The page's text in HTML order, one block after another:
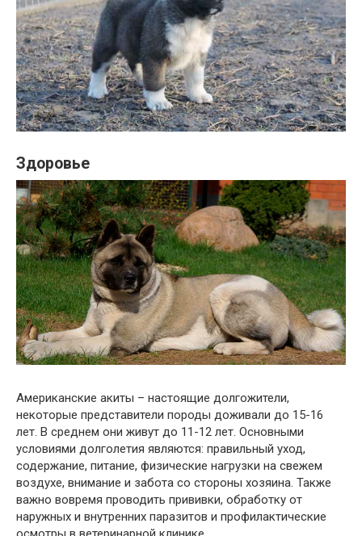
Здоровье
Американские акиты – настоящие долгожители,
некоторые представители породы доживали до 15-16
лет. В среднем они живут до 11-12 лет. Основными
условиями долголетия являются: правильный уход,
содержание, питание, физические нагрузки на свежем
воздухе, внимание и забота со стороны хозяина. Также
важно вовремя проводить прививки, обработку от
наружных и внутренних паразитов и профилактические